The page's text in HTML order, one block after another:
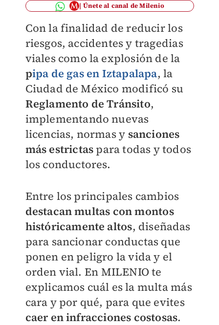
Únete al canal de Milenio
Con la finalidad de reducir los
riesgos, accidentes y tragedias
viales como la explosión de la
pipa de gas en Iztapalapa, la
Ciudad de México modificó su
Reglamento de Tránsito,
implementando nuevas
licencias, normas y sanciones
más estrictas para todas y todos
los conductores.
Entre los principales cambios
destacan multas con montos
históricamente altos, diseñadas
para sancionar conductas que
ponen en peligro la vida y el
orden vial. En MILENIOte
explicamos cuál es la multa más
cara y por qué, para que evites
caer en infracciones costosas.